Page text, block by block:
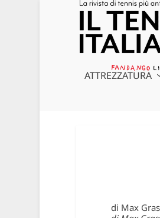
ATTREZZATURA
di Max